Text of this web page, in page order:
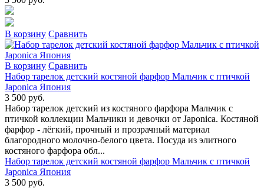
В коpзину Сpавнить
В коpзину Сpавнить
Набор тарелок детский костяной фарфор Мальчик с птичкой
Japonica Япония
3 500 руб.
Набор тарелок детский из костяного фарфора Мальчик с
птичкой коллекции Мальчики и девочки от Japonica. Костяной
фарфор - лёгкий, прочный и прозрачный материал
благородного молочно-белого цвета. Посуда из элитного
костяного фарфора обл...
Набор тарелок детский костяной фарфор Мальчик с птичкой
Japonica Япония
3 500 руб.